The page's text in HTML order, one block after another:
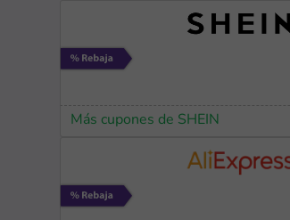
Más cupones de SHEIN